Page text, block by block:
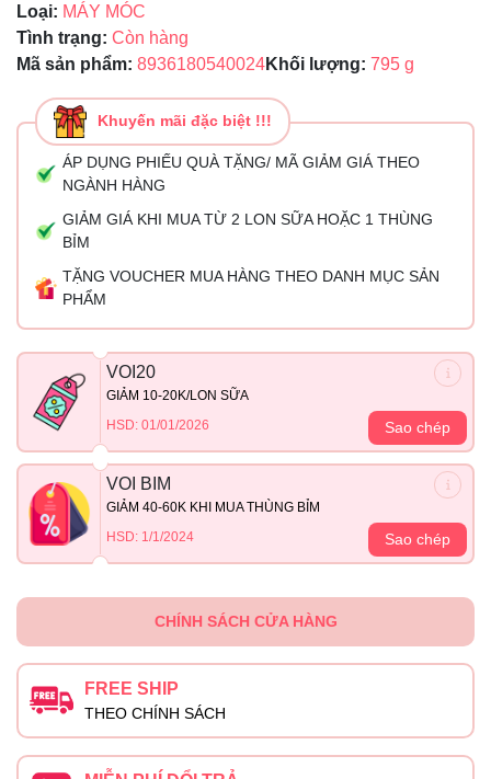
Loại: MÁY MÓC
Tình trạng: Còn hàng
Mã sản phẩm: 8936180540024Khối lượng: 795 g
Khuyến mãi đặc biệt !!!
ÁP DỤNG PHIẾU QUÀ TẶNG/ MÃ GIẢM GIÁ THEO
NGÀNH HÀNG
GIẢM GIÁ KHI MUA TỪ 2 LON SỮA HOẶC 1 THÙNG
BỈM
TẶNG VOUCHER MUA HÀNG THEO DANH MỤC SẢN
PHẨM
VOI20
GIẢM 10-20K/LON SỮA
HSD: 01/01/2026
Sao chép
VOI BIM
GIẢM 40-60K KHI MUA THÙNG BỈM
HSD: 1/1/2024
Sao chép
CHÍNH SÁCH CỬA HÀNG
FREE SHIP
THEO CHÍNH SÁCH